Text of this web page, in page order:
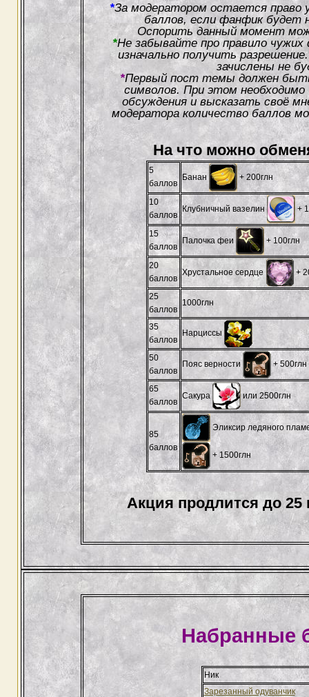
*За модератором остается право
баллов, если фанфик будет
Оспорить данный момент
*Не забывайте про правило
изначально получить
зачислены не
*Первый пост темы должен
символов. При этом
обсуждения и высказать своё
модератора количество баллов
На что можно
5
баллов
Банан + 200глн
10
баллов
Клубничный вазелин +
15
баллов
Палочка феи + 100глн
20
баллов
Хрустальное сердце +
25
баллов
1000глн
35
баллов
Нарциссы
50
баллов
Пояс верности + 500глн
65
баллов
Сакура или 2500глн
85
баллов
Эликсир ледяного
+ 1500глн
Акция продлится до 25
Набранные
Ник
Зарезанный одуванчик